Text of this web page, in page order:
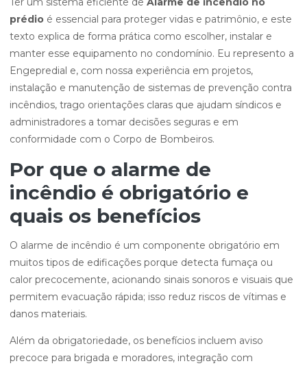
prédio é essencial para proteger vidas e patrimônio, e este
texto explica de forma prática como escolher, instalar e
manter esse equipamento no condomínio. Eu represento a
Engepredial e, com nossa experiência em projetos,
instalação e manutenção de sistemas de prevenção contra
incêndios, trago orientações claras que ajudam síndicos e
administradores a tomar decisões seguras e em
conformidade com o Corpo de Bombeiros.
Por que o alarme de
incêndio é obrigatório e
quais os benefícios
O alarme de incêndio é um componente obrigatório em
muitos tipos de edificações porque detecta fumaça ou
calor precocemente, acionando sinais sonoros e visuais que
permitem evacuação rápida; isso reduz riscos de vítimas e
danos materiais.
Além da obrigatoriedade, os benefícios incluem aviso
precoce para brigada e moradores, integração com